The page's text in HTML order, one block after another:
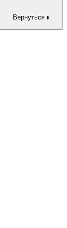
Вернуться к